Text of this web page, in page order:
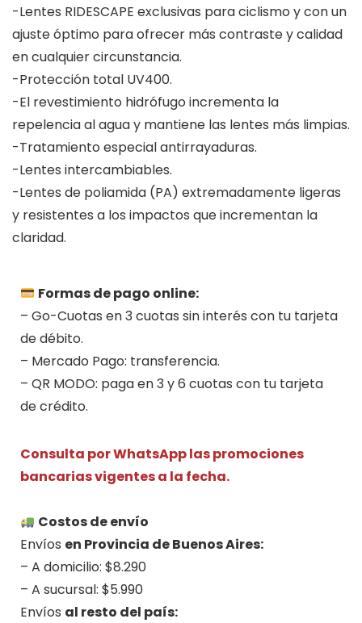
-Lentes RIDESCAPE exclusivas para ciclismo y con un
ajuste óptimo para ofrecer más contraste y calidad
en cualquier circunstancia.
-Protección total UV400.
-El revestimiento hidrófugo incrementa la
repelencia al agua y mantiene las lentes más limpias.
-Tratamiento especial antirrayaduras.
-Lentes intercambiables.
-Lentes de poliamida (PA) extremadamente ligeras
y resistentes a los impactos que incrementan la
claridad.
Formas de pago online:
– Go-Cuotas en 3 cuotas sin interés con tu tarjeta
de débito.
– Mercado Pago: transferencia.
– QR MODO: paga en 3 y 6 cuotas con tu tarjeta
de crédito.
Consulta por WhatsApp las promociones
bancarias vigentes a la fecha.
Costos de envío
Envíos en Provincia de Buenos Aires:
– A domicilio: $8.290
– A sucursal: $5.990
Envíos al resto del país: